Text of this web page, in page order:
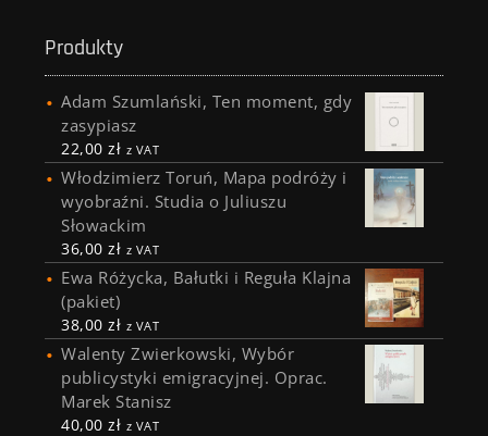
Produkty
Adam Szumlański, Ten moment, gdy
zasypiasz
22,00zł z VAT
Włodzimierz Toruń, Mapa podróży i
wyobraźni. Studia o Juliuszu
Słowackim
36,00zł z VAT
Ewa Różycka, Bałutki i Reguła Klajna
(pakiet)
38,00zł z VAT
Walenty Zwierkowski, Wybór
publicystyki emigracyjnej. Oprac.
Marek Stanisz
40,00zł z VAT